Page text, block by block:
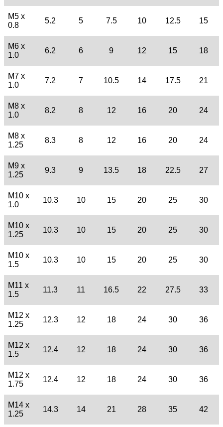
M5 x
0.8
5.2 5 7.5 10 12.5 15
M6 x
1.0
6.2 6 9 12 15 18
M7 x
1.0
7.2 7 10.5 14 17.5 21
M8 x
1.0
8.2 8 12 16 20 24
M8 x
1.25
8.3 8 12 16 20 24
M9 x
1.25
9.3 9 13.5 18 22.5 27
M10 x
1.0
10.3 10 15 20 25 30
M10 x
1.25
10.3 10 15 20 25 30
M10 x
1.5
10.3 10 15 20 25 30
M11 x
1.5
11.3 11 16.5 22 27.5 33
M12 x
1.25
12.3 12 18 24 30 36
M12 x
1.5
12.4 12 18 24 30 36
M12 x
1.75
12.4 12 18 24 30 36
M14 x
1.25
14.3 14 21 28 35 42